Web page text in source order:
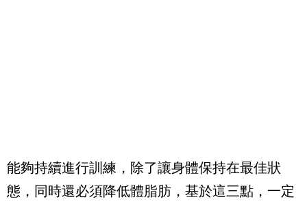
能夠持續進行訓練，除了讓身體保持在最佳狀
態，同時還必須降低體脂肪，基於這三點，一定